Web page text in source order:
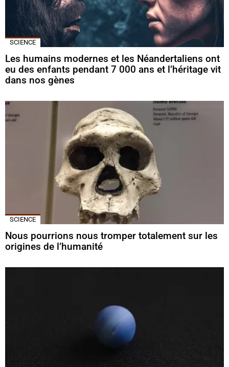
SCIENCE
Les humains modernes et les Néandertaliens ont
eu des enfants pendant 7 000 ans et l’héritage vit
dans nos gènes
SCIENCE
Nous pourrions nous tromper totalement sur les
origines de l’humanité